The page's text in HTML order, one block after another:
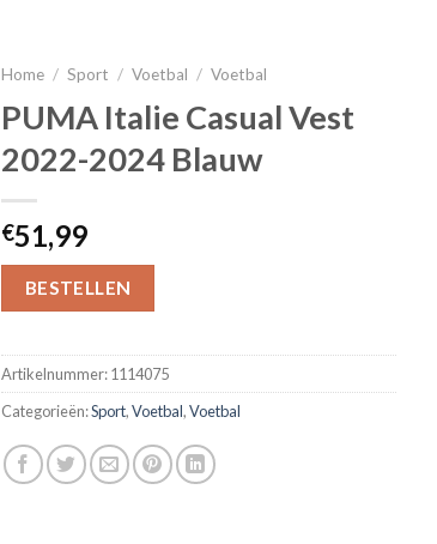
Home / Sport / Voetbal / Voetbal
PUMA Italie Casual Vest
2022-2024 Blauw
€51,99
BESTELLEN
Artikelnummer:1114075
Categorieën:Sport,Voetbal,Voetbal